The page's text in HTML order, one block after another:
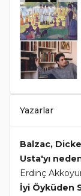
Yazarlar
Balzac,
Usta'yı
Erdinç
İyi Öyküden